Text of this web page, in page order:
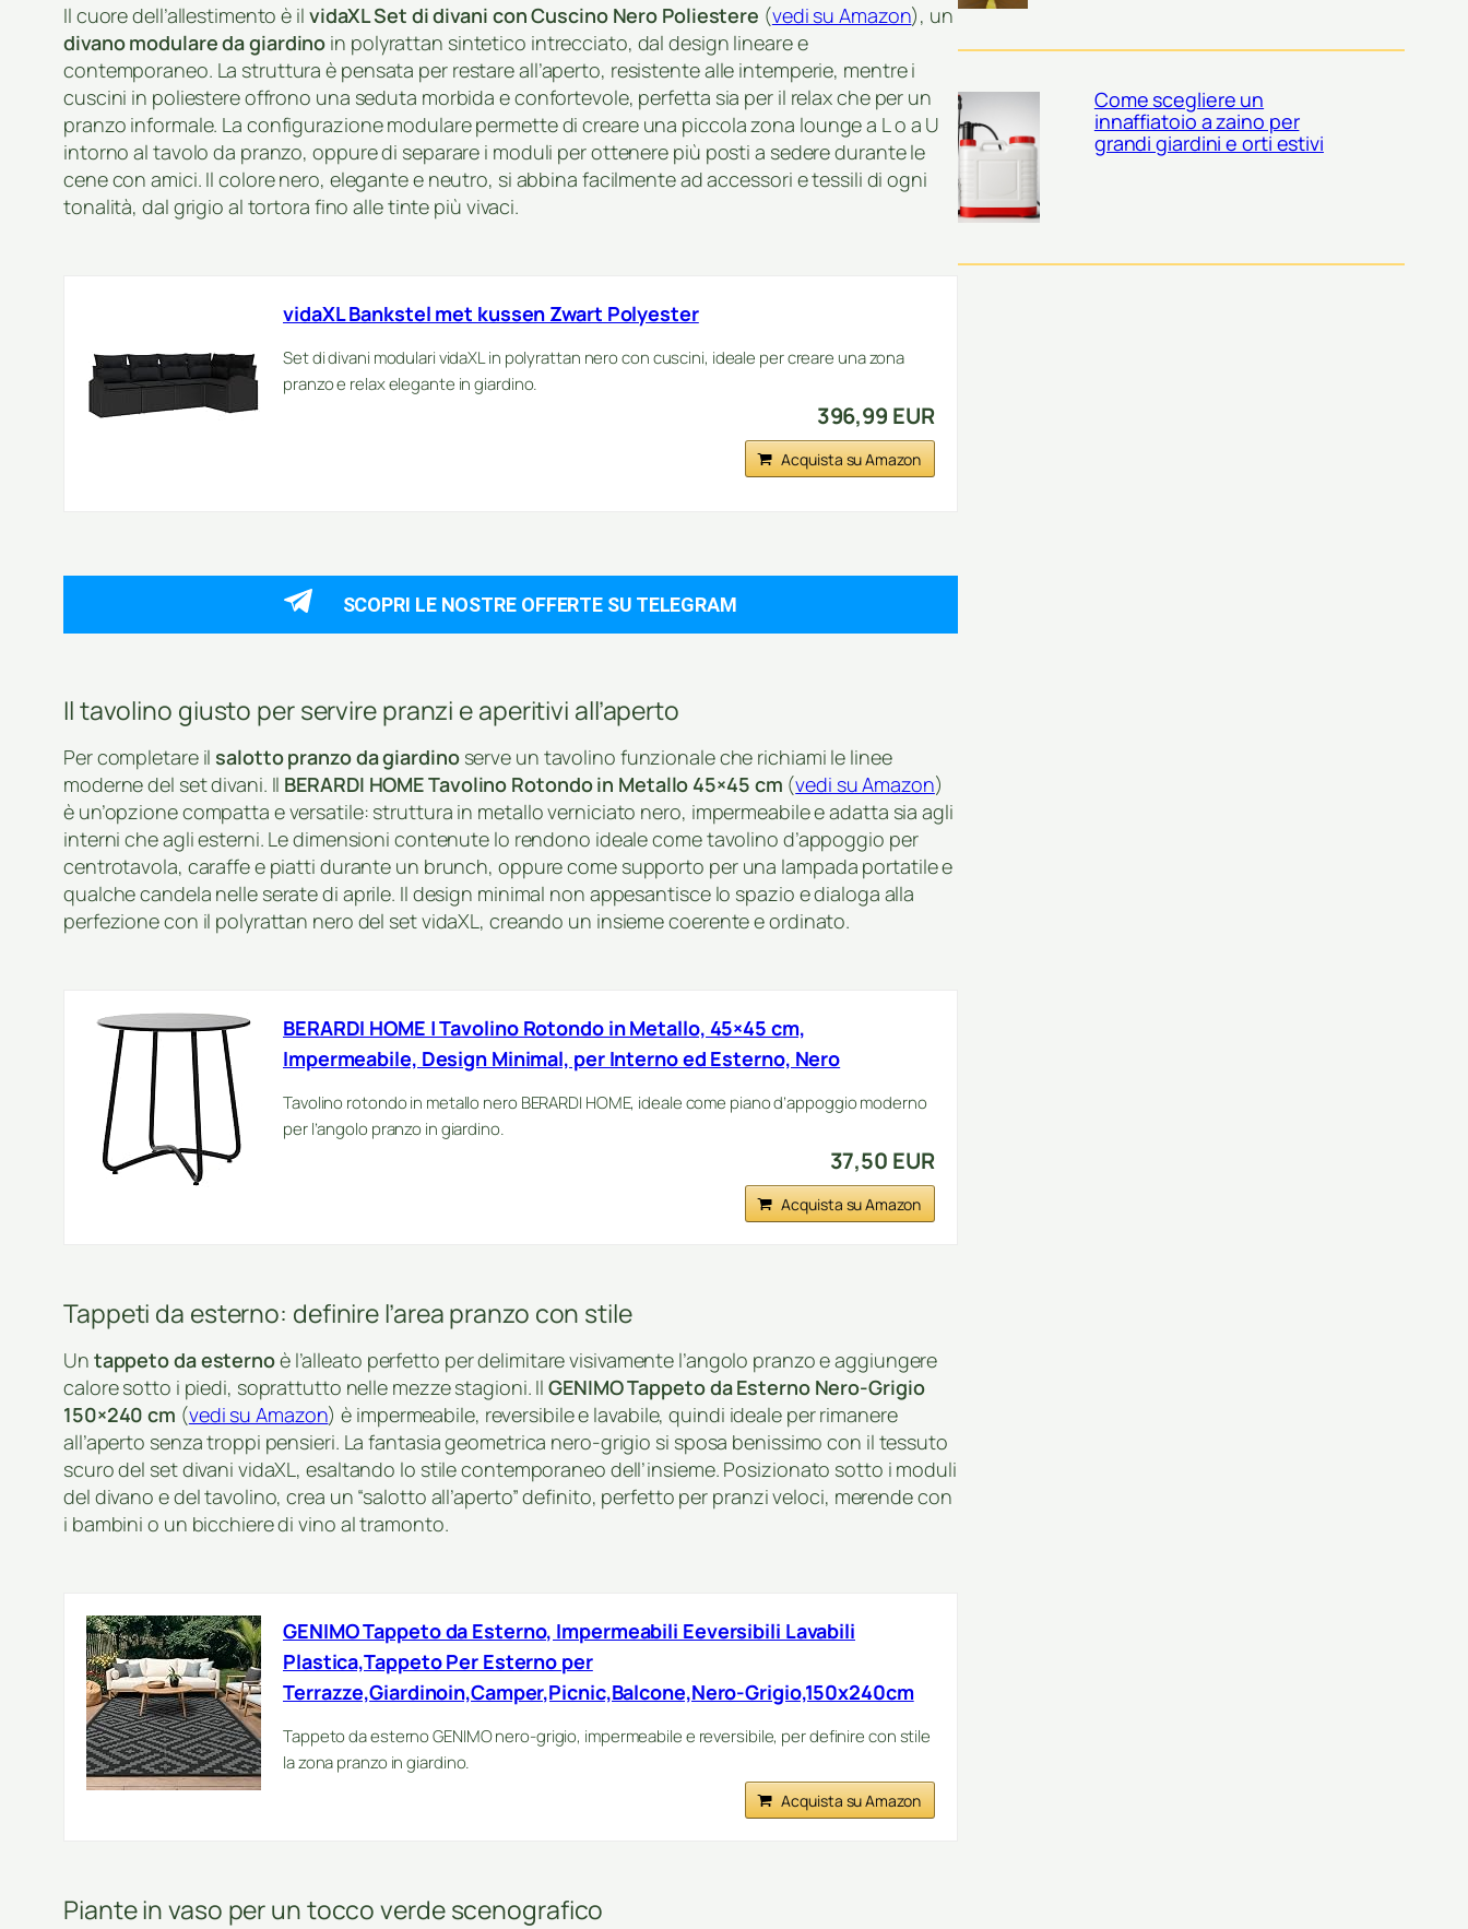
Il cuore dell’allestimento è il vidaXL Set di divani con Cuscino Nero Poliestere (vedi su Amazon), un
divano modulare da giardino in polyrattan sintetico intrecciato, dal design lineare e
contemporaneo. La struttura è pensata per restare all’aperto, resistente alle intemperie, mentre i
cuscini in poliestere offrono una seduta morbida e confortevole, perfetta sia per il relax che per un
pranzo informale. La configurazione modulare permette di creare una piccola zona lounge a L o a U
intorno al tavolo da pranzo, oppure di separare i moduli per ottenere più posti a sedere durante le
cene con amici. Il colore nero, elegante e neutro, si abbina facilmente ad accessori e tessili di ogni
tonalità, dal grigio al tortora fino alle tinte più vivaci.
vidaXL Bankstel met kussen Zwart Polyester
Set di divani modulari vidaXL in polyrattan nero con cuscini, ideale per creare una zona
pranzo e relax elegante in giardino.
396,99 EUR
Acquista su Amazon
SCOPRI LE NOSTRE OFFERTE SU TELEGRAM
Il tavolino giusto per servire pranzi e aperitivi all’aperto
Per completare il salotto pranzo da giardinoserve un tavolino funzionale che richiami le linee
moderne del set divani. Il BERARDI HOME Tavolino Rotondo in Metallo 45×45 cm (vedi su Amazon)
è un’opzione compatta e versatile: struttura in metallo verniciato nero, impermeabile e adatta sia agli
interni che agli esterni. Le dimensioni contenute lo rendono ideale come tavolino d’appoggio per
centrotavola, caraffe e piatti durante un brunch, oppure come supporto per una lampada portatile e
qualche candela nelle serate di aprile. Il design minimal non appesantisce lo spazio e dialoga alla
perfezione con il polyrattan nero del set vidaXL, creando un insieme coerente e ordinato.
BERARDI HOME | Tavolino Rotondo in Metallo, 45×45 cm,
Impermeabile, Design Minimal, per Interno ed Esterno, Nero
Tavolino rotondo in metallo nero BERARDI HOME, ideale come piano d’appoggio moderno
per l’angolo pranzo in giardino.
37,50 EUR
Acquista su Amazon
Tappeti da esterno: definire l’area pranzo con stile
Un tappeto da esternoè l’alleato perfetto per delimitare visivamente l’angolo pranzo e aggiungere
calore sotto i piedi, soprattutto nelle mezze stagioni. IlGENIMO Tappeto da Esterno Nero-Grigio
150×240 cm (vedi su Amazon) è impermeabile, reversibile e lavabile, quindi ideale per rimanere
all’aperto senza troppi pensieri. La fantasia geometrica nero-grigio si sposa benissimo con il tessuto
scuro del set divani vidaXL, esaltando lo stile contemporaneo dell’insieme. Posizionato sotto i moduli
del divano e del tavolino, crea un “salotto all’aperto” definito, perfetto per pranzi veloci, merende con
i bambini o un bicchiere di vino al tramonto.
GENIMO Tappeto da Esterno, Impermeabili Eeversibili Lavabili
Plastica,Tappeto Per Esterno per
Terrazze,Giardinoin,Camper,Picnic,Balcone,Nero-Grigio,150x240cm
Tappeto da esterno GENIMO nero-grigio, impermeabile e reversibile, per definire con stile
la zona pranzo in giardino.
Acquista su Amazon
Piante in vaso per un tocco verde scenografico
Come scegliere un
innaffiatoio a zaino per
grandi giardini e orti estivi